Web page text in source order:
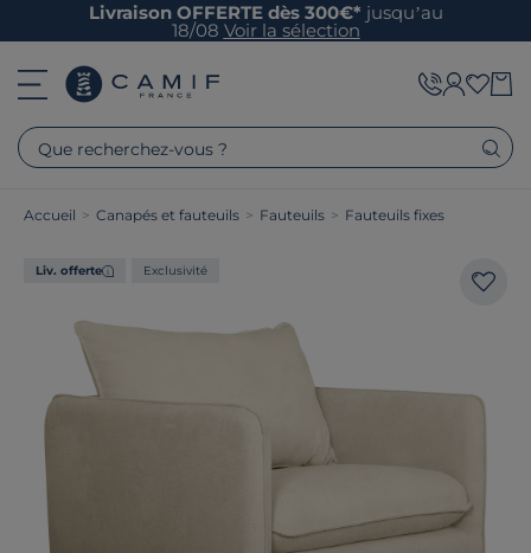
Livraison OFFERTE dès 300€* jusqu’au
18/08 Voir la sélection
Que recherchez-vous ?
Accueil > Canapés et fauteuils > Fauteuils > Fauteuils fixes
Liv. offerte Exclusivité